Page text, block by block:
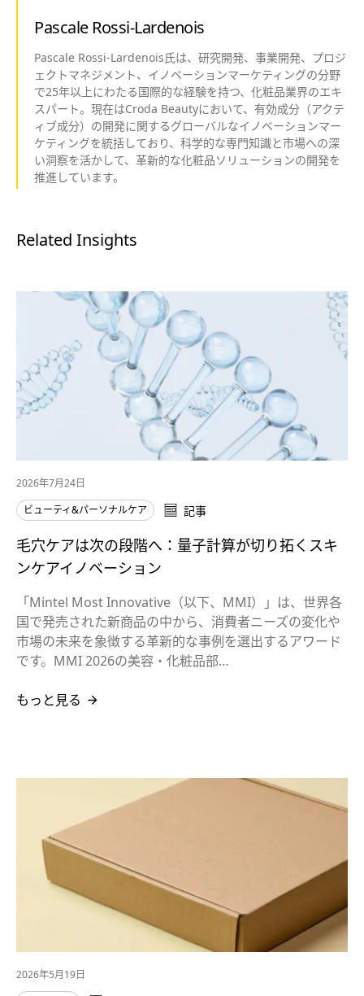
Pascale Rossi-Lardenois
Pascale Rossi-Lardenois氏は、研究開発、事業開発、プロジ
ェクトマネジメント、イノベーションマーケティングの分野
で25年以上にわたる国際的な経験を持つ、化粧品業界のエキ
スパート。現在はCroda Beautyにおいて、有効成分（アクテ
ィブ成分）の開発に関するグローバルなイノベーションマー
ケティングを統括しており、科学的な専門知識と市場への深
い洞察を活かして、革新的な化粧品ソリューションの開発を
推進しています。
Related Insights
2026年7月24日
ビューティ&パーソナルケア
記事
毛穴ケアは次の段階へ：量子計算が切り拓くスキ
ンケアイノベーション
「Mintel Most Innovative（以下、MMI）」は、世界各
国で発売された新商品の中から、消費者ニーズの変化や
市場の未来を象徴する革新的な事例を選出するアワード
です。MMI 2026の美容・化粧品部…
もっと見る
2026年5月19日